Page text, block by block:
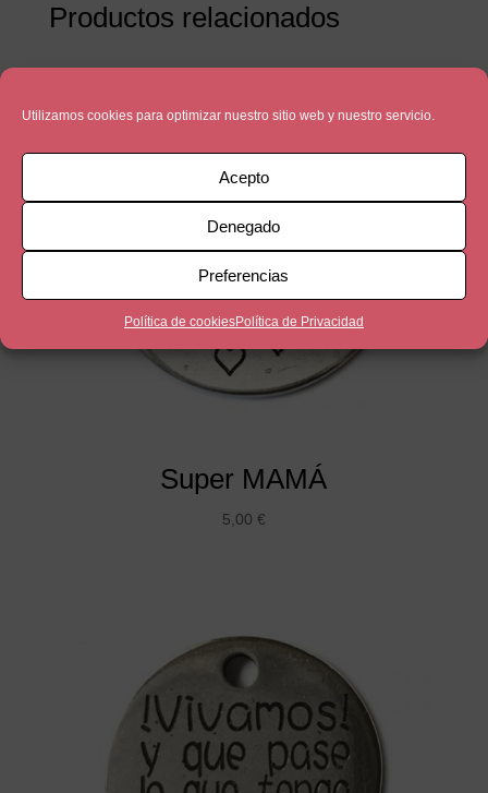
Utilizamos cookies para optimizar nuestro sitio web y nuestro servicio.
Acepto
Denegado
Preferencias
Política de cookiesPolítica de Privacidad
Productos relacionados
Super MAMÁ
5,00 €